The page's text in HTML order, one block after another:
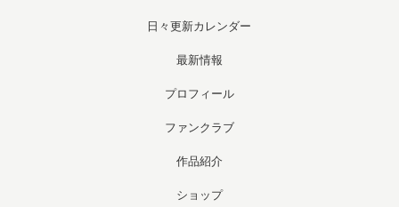
日々更新カレンダー
最新情報
プロフィール
ファンクラブ
作品紹介
ショップ